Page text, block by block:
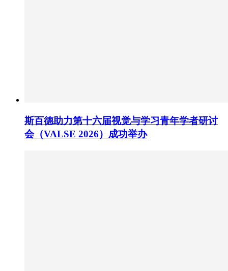
斯百德助力第十六届视觉与学习青年学者研讨
会（VALSE 2026）成功举办